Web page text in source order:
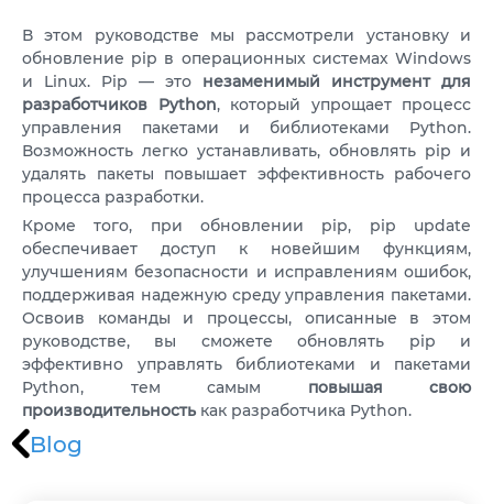
В этом руководстве мы рассмотрели установку и
обновление pip в операционных системах Windows
и Linux. Pip — это незаменимый инструмент для
разработчиков Python, который упрощает процесс
управления пакетами и библиотеками Python.
Возможность легко устанавливать, обновлять pip и
удалять пакеты повышает эффективность рабочего
процесса разработки.
Кроме того, при обновлении pip, pip update
обеспечивает доступ к новейшим функциям,
улучшениям безопасности и исправлениям ошибок,
поддерживая надежную среду управления пакетами.
Освоив команды и процессы, описанные в этом
руководстве, вы сможете обновлять pip и
эффективно управлять библиотеками и пакетами
Python, тем самым повышая свою
производительность как разработчика Python.
Blog